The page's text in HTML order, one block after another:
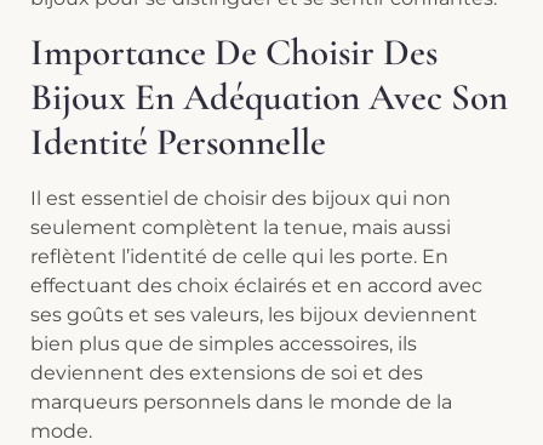
Importance De Choisir Des
Bijoux En Adéquation Avec Son
Identité Personnelle
Il est essentiel de choisir des bijoux qui non
seulement complètent la tenue, mais aussi
reflètent l’identité de celle qui les porte. En
effectuant des choix éclairés et en accord avec
ses goûts et ses valeurs, les bijoux deviennent
bien plus que de simples accessoires, ils
deviennent des extensions de soi et des
marqueurs personnels dans le monde de la
mode.